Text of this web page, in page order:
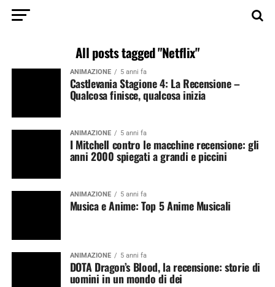
All posts tagged "Netflix"
ANIMAZIONE 5 anni fa
Castlevania Stagione 4: La Recensione –
Qualcosa finisce, qualcosa inizia
ANIMAZIONE 5 anni fa
I Mitchell contro le macchine recensione: gli
anni 2000 spiegati a grandi e piccini
ANIMAZIONE 5 anni fa
Musica e Anime: Top 5 Anime Musicali
ANIMAZIONE 5 anni fa
DOTA Dragon’s Blood, la recensione: storie di
uomini in un mondo di dei